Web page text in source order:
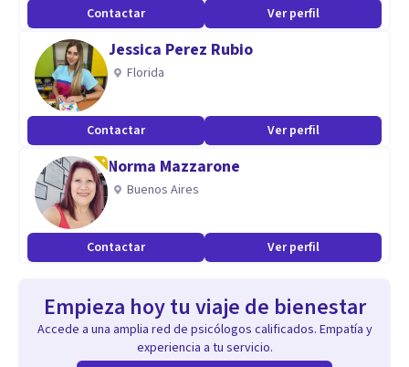
Contactar Ver perfil
Jessica Perez Rubio
Florida
Contactar Ver perfil
Norma Mazzarone
Buenos Aires
Contactar Ver perfil
Empieza hoy tu viaje de bienestar
Accede a una amplia red de psicólogos calificados. Empatía y
experiencia a tu servicio.